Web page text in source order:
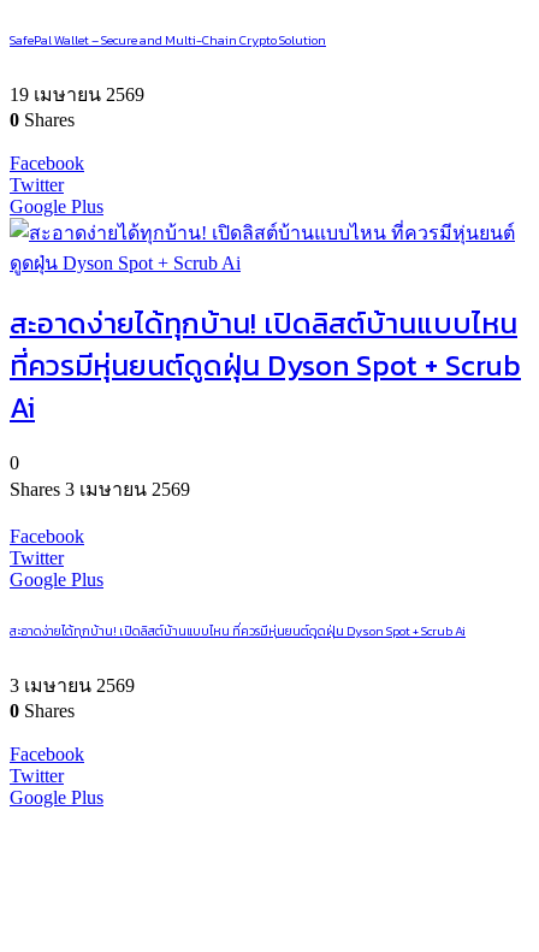
SafePal Wallet – Secure and Multi-Chain Crypto Solution
19 เมษายน 2569
0 Shares
Facebook
Twitter
Google Plus
สะอาดง่ายได้ทุกบ้าน! เปิดลิสต์บ้านแบบไหน
ที่ควรมีหุ่นยนต์ดูดฝุ่น Dyson Spot + Scrub
Ai
0
Shares 3 เมษายน 2569
Facebook
Twitter
Google Plus
สะอาดง่ายได้ทุกบ้าน! เปิดลิสต์บ้านแบบไหน ที่ควรมีหุ่นยนต์ดูดฝุ่น Dyson Spot + Scrub Ai
3 เมษายน 2569
0 Shares
Facebook
Twitter
Google Plus